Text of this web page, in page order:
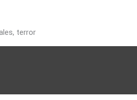
terror